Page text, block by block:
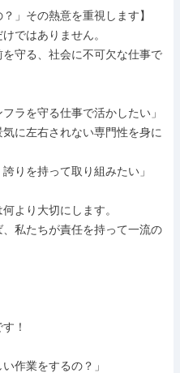
」その熱意を重視します】
ではありません。
守る、社会に不可欠な仕事で
ラを守る仕事で活かしたい」
に左右されない専門性を身に
りを持って取り組みたい」
より大切にします。
私たちが責任を持って一流の
！
作業をするの？」